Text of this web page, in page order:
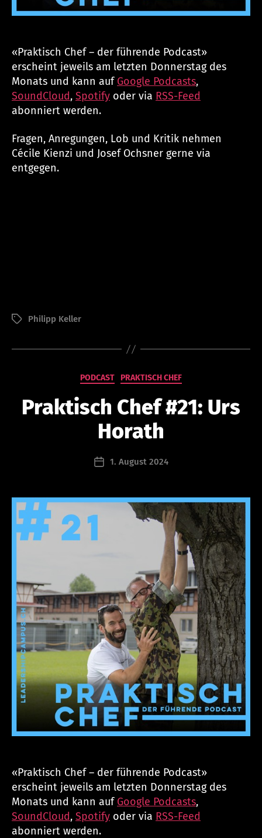
«Praktisch Chef – der führende Podcast»
erscheint jeweils am letzten Donnerstag des
Monats und kann auf Google Podcasts,
SoundCloud, Spotify oder via RSS-Feed
abonniert werden.
Fragen, Anregungen, Lob und Kritik nehmen
Cécile Kienzi und Josef Ochsner gerne via
entgegen.
Schlagwörter
Philipp Keller
Kategorien
PODCAST PRAKTISCH CHEF
Praktisch Chef #21: Urs
Horath
is
tr
at
or
@
a
s
hi
u
s.
c
h
Beitragsdatum
1. August 2024
«Praktisch Chef – der führende Podcast»
erscheint jeweils am letzten Donnerstag des
Monats und kann auf Google Podcasts,
SoundCloud, Spotify oder via RSS-Feed
abonniert werden.